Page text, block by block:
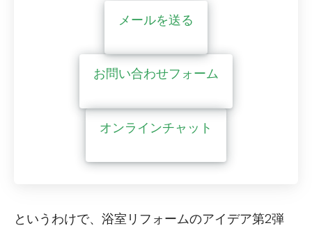
メールを送る
お問い合わせフォーム
オンラインチャット
というわけで、浴室リフォームのアイデア第2弾